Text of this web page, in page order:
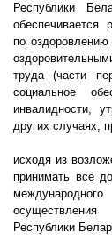
Республики
обеспечивается
по
труда (части
социальное
инвалидности,
других случаях,
исходя из
принимать все
Республики